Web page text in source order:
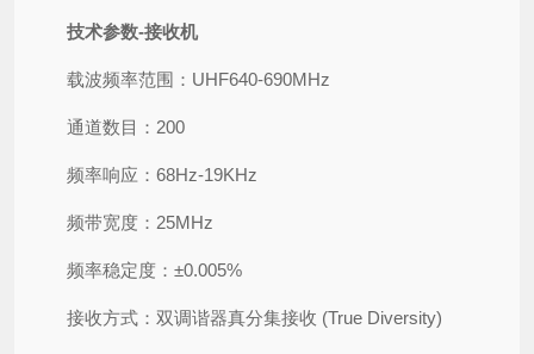
技术参数-接收机
载波频率范围：UHF640-690MHz
通道数目：200
频率响应：68Hz-19KHz
频带宽度：25MHz
频率稳定度：±0.005%
接收方式：双调谐器真分集接收 (True Diversity)